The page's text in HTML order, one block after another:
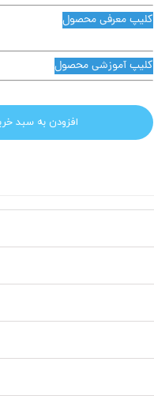
کلیپ معرفی محصول
کلیپ آموزشی محصول
افزودن به سبد